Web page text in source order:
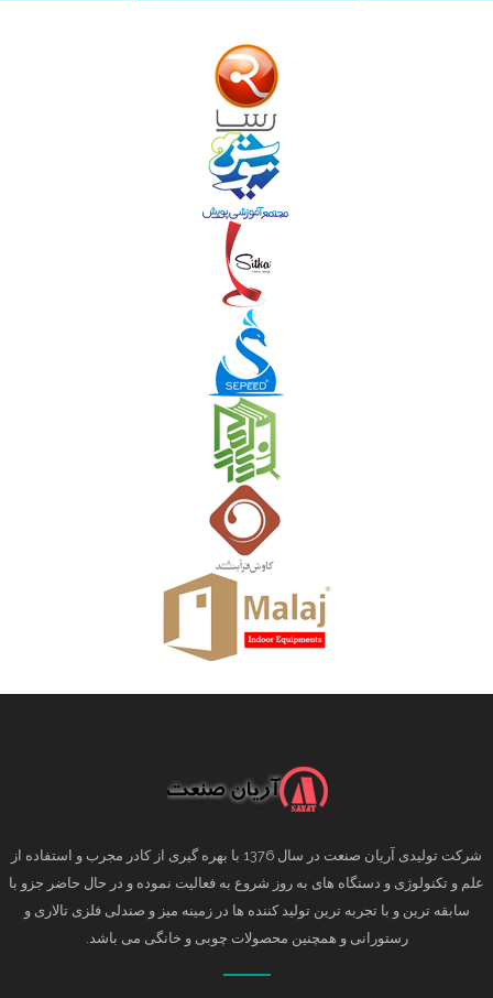
شرکت تولیدی آریان صنعت در سال 1376 با بهره گیری از کادر مجرب و استفاده از
علم و تکنولوژی و دستگاه های به روز شروع به فعالیت نموده و در حال حاضر جزو با
سابقه ترین و با تجربه ترین تولید کننده ها در زمینه میز و صندلی فلزی تالاری و
رستورانی و همچنین محصولات چوبی و خانگی می باشد.